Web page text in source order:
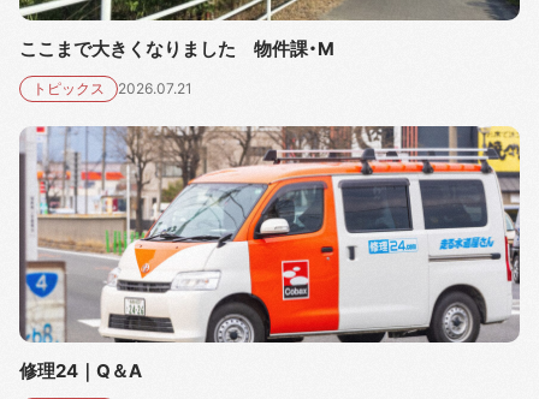
ここまで大きくなりました 物件課・M
トピックス 2026.07.21
修理24｜Q＆A